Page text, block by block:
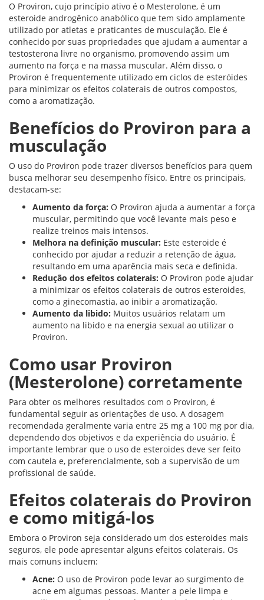
O Proviron, cujo princípio ativo é o Mesterolone, é um
esteroide androgênico anabólico que tem sido amplamente
utilizado por atletas e praticantes de musculação. Ele é
conhecido por suas propriedades que ajudam a aumentar a
testosterona livre no organismo, promovendo assim um
aumento na força e na massa muscular. Além disso, o
Proviron é frequentemente utilizado em ciclos de esteróides
para minimizar os efeitos colaterais de outros compostos,
como a aromatização.
Benefícios do Proviron para a
musculação
O uso do Proviron pode trazer diversos benefícios para quem
busca melhorar seu desempenho físico. Entre os principais,
destacam-se:
Aumento da força: O Proviron ajuda a aumentar a força
muscular, permitindo que você levante mais peso e
realize treinos mais intensos.
Melhora na definição muscular: Este esteroide é
conhecido por ajudar a reduzir a retenção de água,
resultando em uma aparência mais seca e definida.
Redução dos efeitos colaterais: O Proviron pode ajudar
a minimizar os efeitos colaterais de outros esteroides,
como a ginecomastia, ao inibir a aromatização.
Aumento da libido: Muitos usuários relatam um
aumento na libido e na energia sexual ao utilizar o
Proviron.
Como usar Proviron
(Mesterolone) corretamente
Para obter os melhores resultados com o Proviron, é
fundamental seguir as orientações de uso. A dosagem
recomendada geralmente varia entre 25 mg a 100 mg por dia,
dependendo dos objetivos e da experiência do usuário. É
importante lembrar que o uso de esteroides deve ser feito
com cautela e, preferencialmente, sob a supervisão de um
profissional de saúde.
Efeitos colaterais do Proviron
e como mitigá-los
Embora o Proviron seja considerado um dos esteroides mais
seguros, ele pode apresentar alguns efeitos colaterais. Os
mais comuns incluem:
Acne: O uso de Proviron pode levar ao surgimento de
acne em algumas pessoas. Manter a pele limpa e